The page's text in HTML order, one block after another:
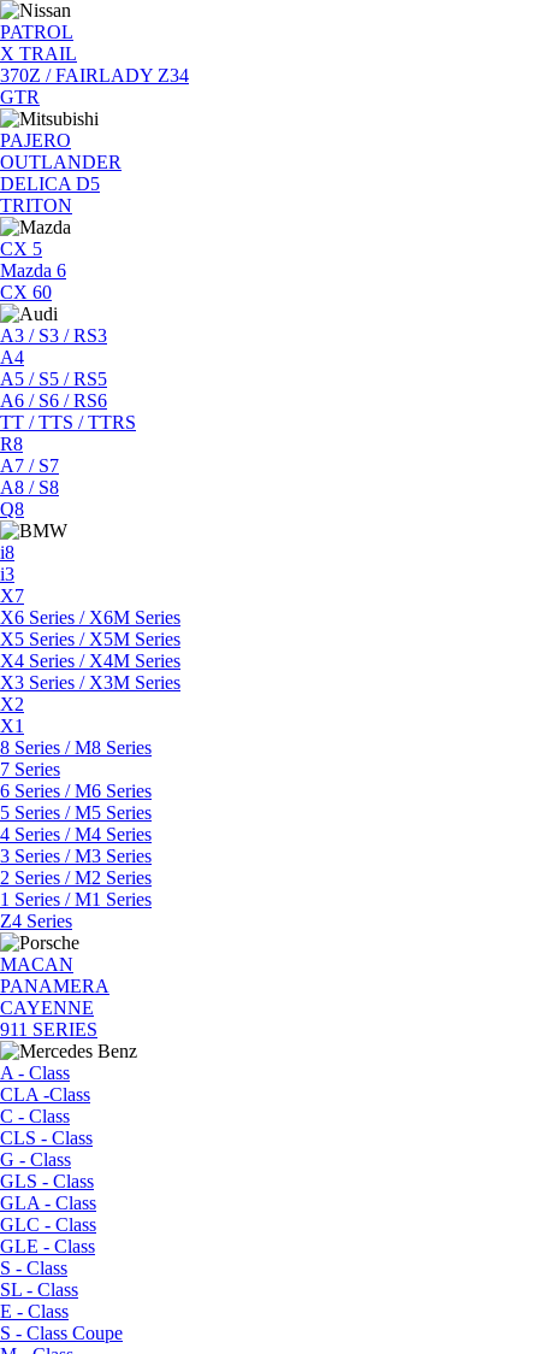
PATROL
X TRAIL
370Z / FAIRLADY Z34
GTR
PAJERO
OUTLANDER
DELICA D5
TRITON
CX 5
Mazda 6
CX 60
A3 / S3 / RS3
A4
A5 / S5 / RS5
A6 / S6 / RS6
TT / TTS / TTRS
R8
A7 / S7
A8 / S8
Q8
i8
i3
X7
X6 Series / X6M Series
X5 Series / X5M Series
X4 Series / X4M Series
X3 Series / X3M Series
X2
X1
8 Series / M8 Series
7 Series
6 Series / M6 Series
5 Series / M5 Series
4 Series / M4 Series
3 Series / M3 Series
2 Series / M2 Series
1 Series / M1 Series
Z4 Series
MACAN
PANAMERA
CAYENNE
911 SERIES
A - Class
CLA -Class
C - Class
CLS - Class
G - Class
GLS - Class
GLA - Class
GLC - Class
GLE - Class
S - Class
SL - Class
E - Class
S - Class Coupe